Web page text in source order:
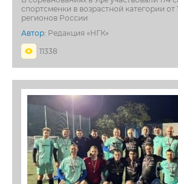
спортсменки в возрастной категории от
регионов России
Автор: Редакция «НГК»
11338